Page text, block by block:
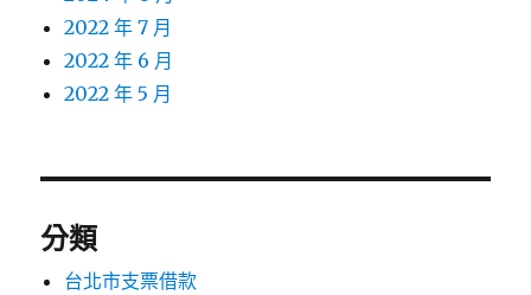
2022 年 7 月
2022 年 6 月
2022 年 5 月
分類
台北市支票借款